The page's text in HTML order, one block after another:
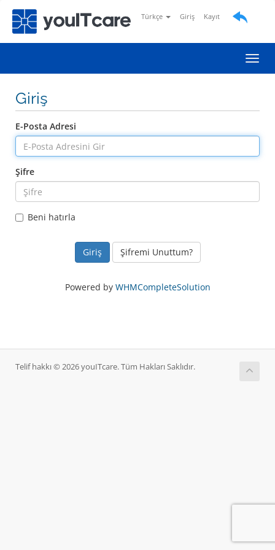
Türkçe Giriş Kayıt
Giriş
E-Posta Adresi
Şifre
Beni hatırla
Şifremi Unuttum?
Powered by WHMCompleteSolution
Telif hakkı © 2026 youITcare. Tüm Hakları Saklıdır.